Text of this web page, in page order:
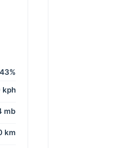
43%
kph
mb
km